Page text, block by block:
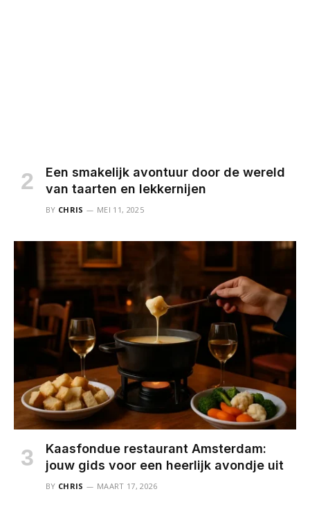
Een smakelijk avontuur door de wereld
van taarten en lekkernijen
BY CHRIS MEI 11, 2025
Kaasfondue restaurant Amsterdam:
jouw gids voor een heerlijk avondje uit
BY CHRIS MAART 17, 2026